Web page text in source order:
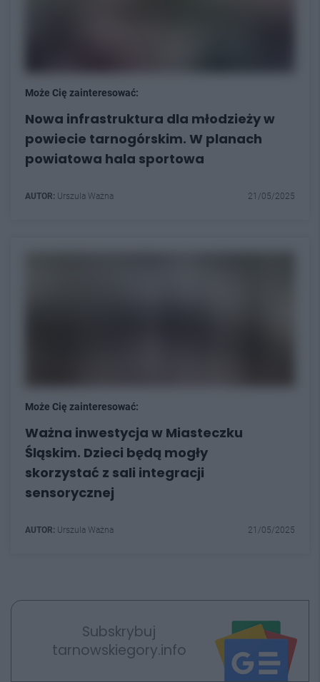
Może Cię zainteresować:
Nowa infrastruktura dla młodzieży w
powiecie tarnogórskim. W planach
powiatowa hala sportowa
AUTOR: Urszula Ważna 21/05/2025
Może Cię zainteresować:
Ważna inwestycja w Miasteczku
Śląskim. Dzieci będą mogły
skorzystać z sali integracji
sensorycznej
AUTOR: Urszula Ważna 21/05/2025
Subskrybuj
tarnowskiegory.info